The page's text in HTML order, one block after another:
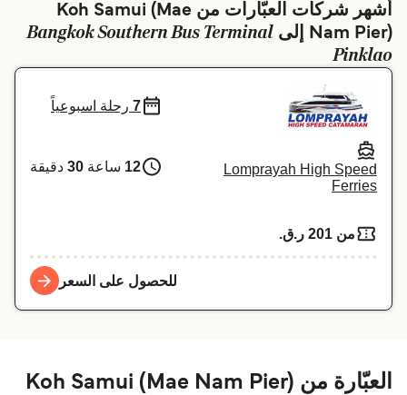
Norge
Україна
Indonesia
أشهر شركات العبّارات من Koh Samui (Mae
Nam Pier) إلى
Bangkok Southern Bus Terminal
Pinklao
Lomprayah High Speed
Ferries
7 رحلة اسبوعياً
12 ساعة 30 دقيقة
من 201 ر.ق.‏
للحصول على السعر
العبّارة من Koh Samui (Mae Nam Pier)